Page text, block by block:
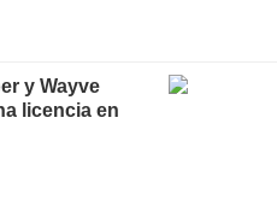
y Wayve
licencia en